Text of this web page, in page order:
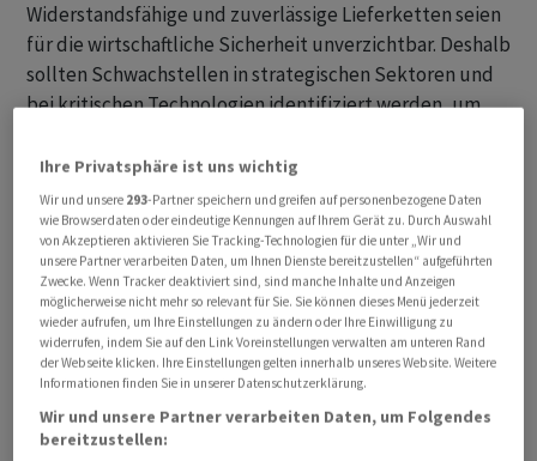
Widerstandsfähige und zuverlässige Lieferketten seien
für die wirtschaftliche Sicherheit unverzichtbar. Deshalb
sollten Schwachstellen in strategischen Sektoren und
bei kritischen Technologien identifiziert werden, um
müssten über die G7-Staaten hinaus Schwellen- und
Entwicklungsländern einbezogen werden, um zu einer
harmonischen Wirtschaftsentwicklung auf globaler
Ebene zu gelangen.
G7 fordern stabile Märkte für Energie und Rohstoffe
Mit Blick auf den Iran-Krieg forderten die G7-Staaten
eine rasche Wiederherstellung einer freien und sicheren
Schiffsverkehrs durch die Strasse von Hormus ohne
Ihre Privatsphäre ist uns wichtig
Wir und unsere 293-Partner speichern und greifen auf personenbezogene Daten
wie Browserdaten oder eindeutige Kennungen auf Ihrem Gerät zu. Durch Auswahl
von Akzeptieren aktivieren Sie Tracking-Technologien für die unter „Wir und
unsere Partner verarbeiten Daten, um Ihnen Dienste bereitzustellen“ aufgeführten
Zwecke. Wenn Tracker deaktiviert sind, sind manche Inhalte und Anzeigen
möglicherweise nicht mehr so relevant für Sie. Sie können dieses Menü jederzeit
wieder aufrufen, um Ihre Einstellungen zu ändern oder Ihre Einwilligung zu
widerrufen, indem Sie auf den Link Voreinstellungen verwalten am unteren Rand
der Webseite klicken. Ihre Einstellungen gelten innerhalb unseres Website. Weitere
Informationen finden Sie in unserer Datenschutzerklärung.
Wir und unsere Partner verarbeiten Daten, um Folgendes
bereitzustellen: